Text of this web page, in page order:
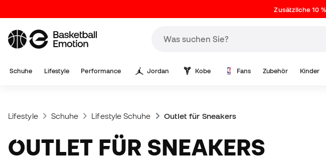
Zusätzliche 10
Schuhe Lifestyle Performance Jordan Kobe Fans Zubehör Kinder
Lifestyle Schuhe Lifestyle Schuhe Outlet für Sneakers
OUTLET FÜR SNEAKERS